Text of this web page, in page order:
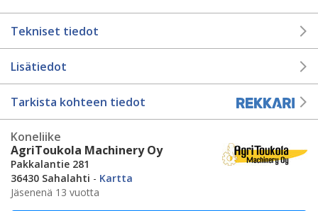
Tekniset tiedot
Lisätiedot
Tarkista kohteen tiedot
Koneliike
AgriToukola Machinery Oy
Pakkalantie 281
36430 Sahalahti - Kartta
Jäsenenä 13 vuotta